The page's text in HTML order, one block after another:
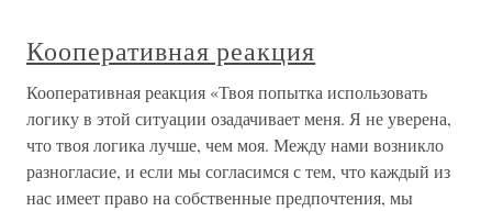
Кооперативная реакция
Кооперативная реакция «Твоя попытка использовать
логику в этой ситуации озадачивает меня. Я не уверена,
что твоя логика лучше, чем моя. Между нами возникло
разногласие, и если мы согласимся с тем, что каждый из
нас имеет право на собственные предпочтения, мы